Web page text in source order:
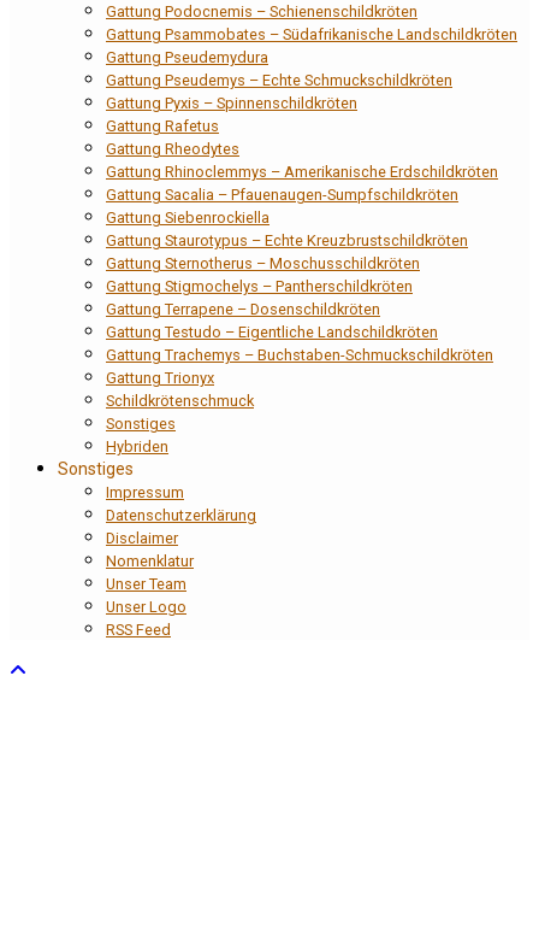
Gattung Podocnemis – Schienenschildkröten
Gattung Psammobates – Südafrikanische Landschildkröten
Gattung Pseudemydura
Gattung Pseudemys – Echte Schmuckschildkröten
Gattung Pyxis – Spinnenschildkröten
Gattung Rafetus
Gattung Rheodytes
Gattung Rhinoclemmys – Amerikanische Erdschildkröten
Gattung Sacalia – Pfauenaugen-Sumpfschildkröten
Gattung Siebenrockiella
Gattung Staurotypus – Echte Kreuzbrustschildkröten
Gattung Sternotherus – Moschusschildkröten
Gattung Stigmochelys – Pantherschildkröten
Gattung Terrapene – Dosenschildkröten
Gattung Testudo – Eigentliche Landschildkröten
Gattung Trachemys – Buchstaben-Schmuckschildkröten
Gattung Trionyx
Schildkrötenschmuck
Sonstiges
Hybriden
Sonstiges
Impressum
Datenschutzerklärung
Disclaimer
Nomenklatur
Unser Team
Unser Logo
RSS Feed